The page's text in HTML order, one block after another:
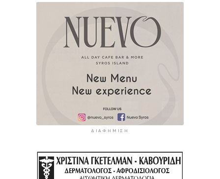
ΔΙΑΦΉΜΙΣΗ